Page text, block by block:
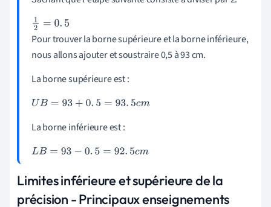
12 =0. 5
Pour trouver la borne supérieure et la borne inférieure,
nous allons ajouter et soustraire 0,5 à 93 cm.
La borne supérieure est :
UB=93+ 0.5 =93.5 cm
La borne inférieure est :
LB=93- 0.5=92 .5cm
Limites inférieure et supérieure de la
précision - Principaux enseignements